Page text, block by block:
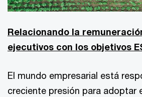
Relacionando la
ejecutivos con los objetivos
El mundo empresarial está
creciente presión para adoptar